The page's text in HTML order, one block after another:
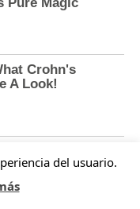
del usuario.